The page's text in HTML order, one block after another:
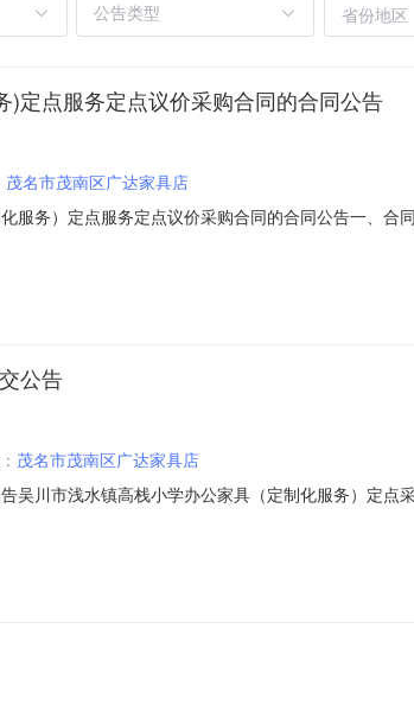
省份地区
定点服务定点议价采购合同的合同公告
茂名市茂南区广达家具店
服务）定点服务定点议价采购合同的合同公告一、
市浅水镇高栈村委会那宽垌村联系方式：
公告
茂名市茂南区广达家具店
吴川市浅水镇高栈小学办公家具（定制化服务）定点
述数量单位供应商报价(元)是否中标其它要求：1、